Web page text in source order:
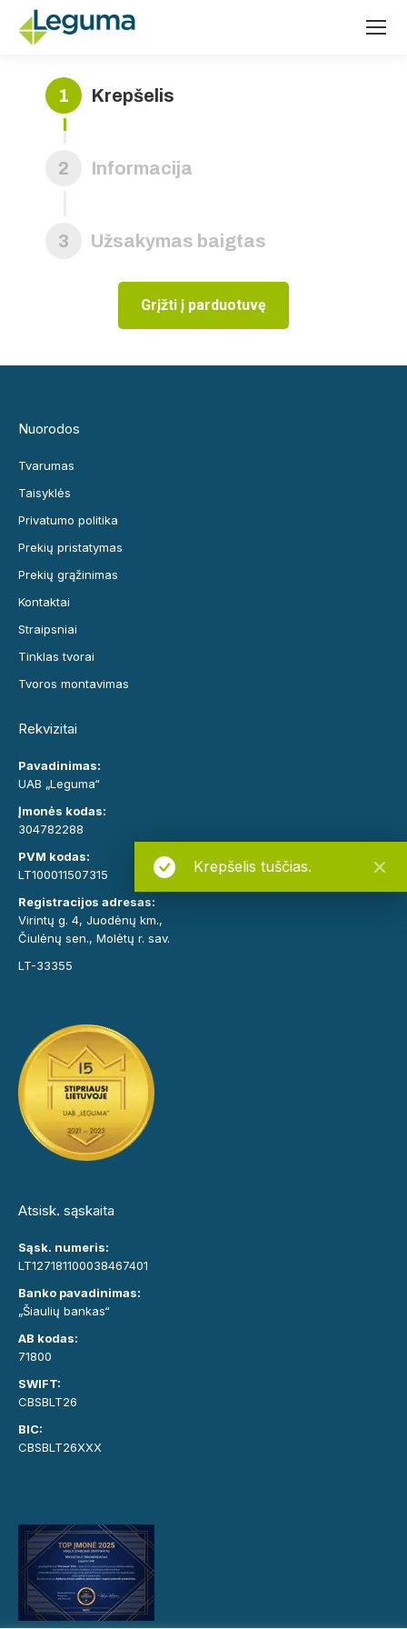
Krepšelis
1
Informacija
2
Užsakymas baigtas
3
Krepšelis tuščias.
Grįžti į parduotuvę
Nuorodos
Tvarumas
Taisyklės
Privatumo politika
Prekių pristatymas
Prekių grąžinimas
Kontaktai
Straipsniai
Tinklas tvorai
Tvoros montavimas
Rekvizitai
Pavadinimas:
UAB „Leguma“
Įmonės kodas:
304782288
PVM kodas:
LT100011507315
Registracijos adresas:
Virintų g. 4, Juodėnų km.,
Čiulėnų sen., Molėtų r. sav.
LT-33355
Atsisk. sąskaita
Sąsk. numeris:
LT127181100038467401
Banko pavadinimas:
„Šiaulių bankas“
AB kodas:
71800
SWIFT:
CBSBLT26
BIC:
CBSBLT26XXX